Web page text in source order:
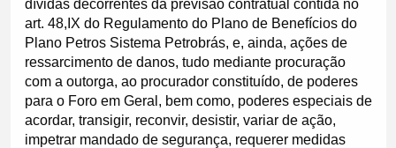
dívidas decorrentes da previsão contratual contida no
art. 48,IX do Regulamento do Plano de Benefícios do
Plano Petros Sistema Petrobrás, e, ainda, ações de
ressarcimento de danos, tudo mediante procuração
com a outorga, ao procurador constituído, de poderes
para o Foro em Geral, bem como, poderes especiais de
acordar, transigir, reconvir, desistir, variar de ação,
impetrar mandado de segurança, requerer medidas